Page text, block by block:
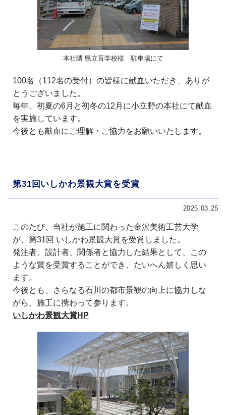
本社隣 県立盲学校様 駐車場にて
100名（112名の受付）の皆様に献血いただき、ありが
とうございました。
毎年、初夏の6月と初冬の12月に小立野の本社にて献血
を実施しています。
今後とも献血にご理解・ご協力をお願いいたします。
第31回いしかわ景観大賞を受賞
2025.03.25
このたび、当社が施工に関わった金沢美術工芸大学
が、第31回 いしかわ景観大賞を受賞しました。
発注者、設計者、関係者と協力した結果として、この
ような賞を受賞することができ、たいへん嬉しく思い
ます。
今後とも、さらなる石川の都市景観の向上に協力しな
がら、施工に携わって参ります。
いしかわ景観大賞HP